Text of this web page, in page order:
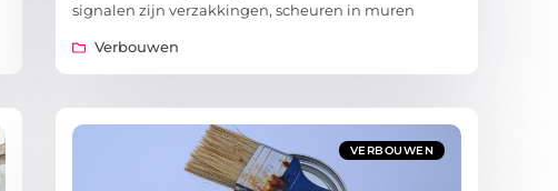
signalen zijn verzakkingen, scheuren in muren
Verbouwen
VERBOUWEN